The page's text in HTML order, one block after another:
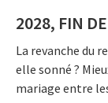
2028, FIN
La revanche du
elle sonné ?
mariage entre